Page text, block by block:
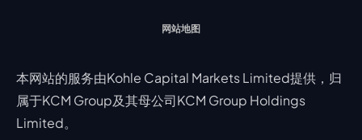
网站地图
本网站的服务由Kohle Capital Markets Limited提供，归
属于KCM Group及其母公司KCM Group Holdings
Limited。